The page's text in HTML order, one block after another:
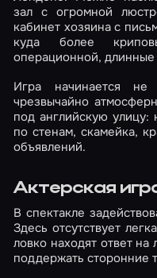
зал с огромной
кабинет хозяина с
куда более
операционной,
Игра начинается
чрезвычайно
под английскую
по стенам, скамейка,
объявлений.
Актерская
В спектакле
Здесь отсутствует
ловко находят ответ
поддержать сторонние